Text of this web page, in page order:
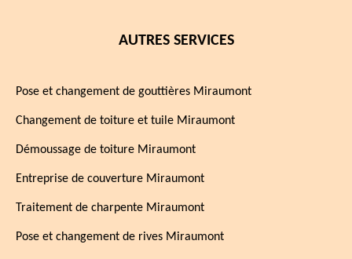
AUTRES SERVICES
Pose et changement de gouttières Miraumont
Changement de toiture et tuile Miraumont
Démoussage de toiture Miraumont
Entreprise de couverture Miraumont
Traitement de charpente Miraumont
Pose et changement de rives Miraumont